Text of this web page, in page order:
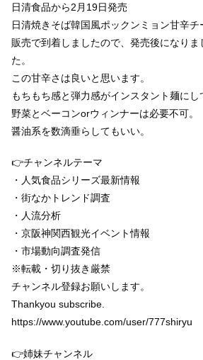
日清食品から2月19日発売
日清焼きそば韓国風ポックンミョン甘辛
販売で到着しましたので、発売後になりま
た。
この甘辛さは良いと思います。
もちもち感と弾力感がインスタント麺にし
野菜とベーコンorウィンナーは必要不可。
醤油系を数滴垂らしてもいい。
👉チャンネルテーマ
・人気食品シリーズ最新情報
・街なかトレンド調査
・人流分析
・京阪神関西観光イベント情報
・市場動向調査発信
※転載・切り抜き厳禁
チャンネル登録お願いします。
Thankyou subscribe.
https://www.youtube.com/user/777shiryu
👉姉妹チャンネル